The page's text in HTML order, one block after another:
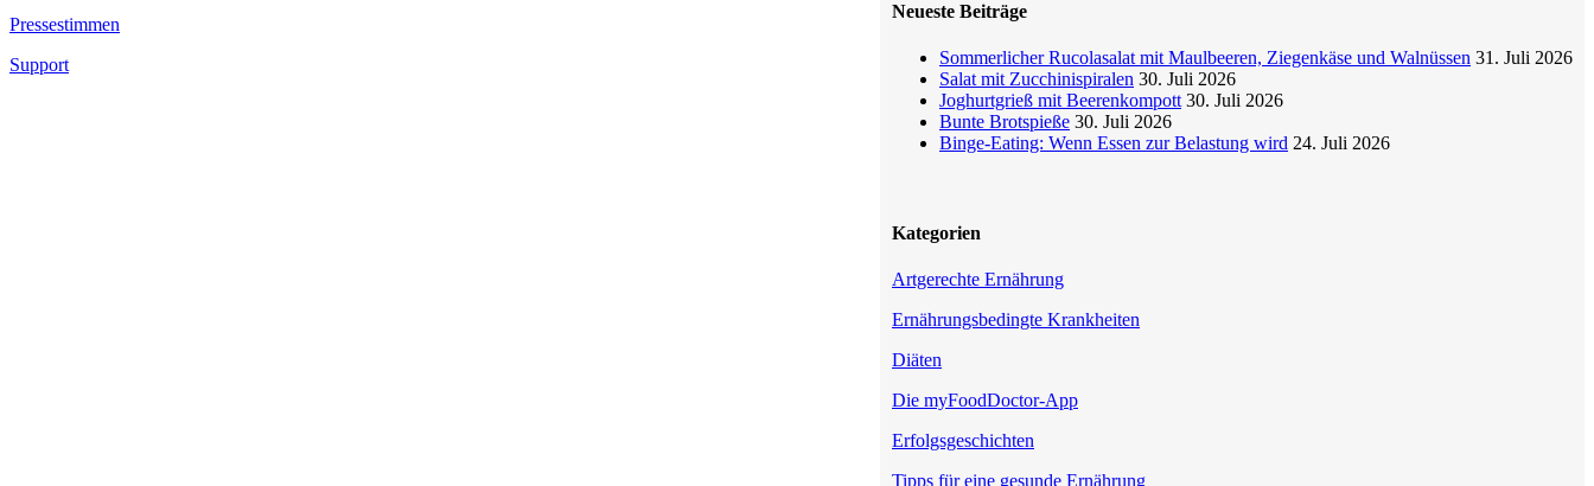
Neueste Beiträge
Sommerlicher Rucolasalat mit Maulbeeren, Ziegenkäse und Walnüssen 31. Juli 2026
Salat mit Zucchinispiralen 30. Juli 2026
Joghurtgrieß mit Beerenkompott 30. Juli 2026
Bunte Brotspieße 30. Juli 2026
Binge-Eating: Wenn Essen zur Belastung wird 24. Juli 2026
Kategorien
Artgerechte Ernährung
Ernährungsbedingte Krankheiten
Diäten
Die myFoodDoctor-App
Erfolgsgeschichten
Tipps für eine gesunde Ernährung
Pressestimmen
Support